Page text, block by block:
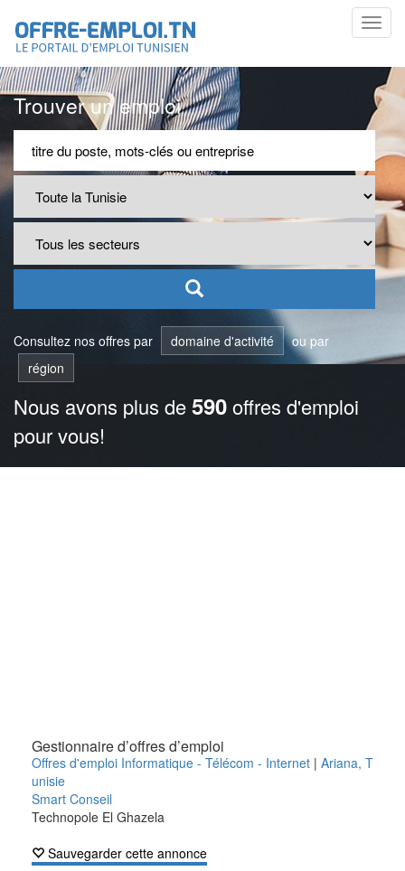
Trouver un emploi
Consultez nos offres par domaine d'activité
ou par
région
Nous avons plus de590offres d'emploi
pour vous!
Gestionnaire d’offres d’emploi
Offres d'emploi Informatique - Télécom - Internet | Ariana, T
unisie
Smart Conseil
Technopole El Ghazela
Sauvegarder cette annonce